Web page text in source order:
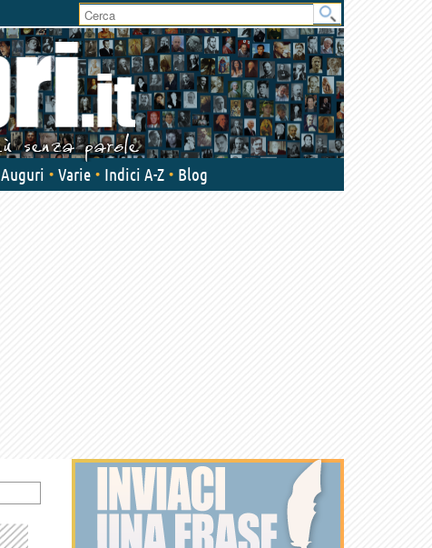
User
area
Auguri Varie Indici A-Z Blog